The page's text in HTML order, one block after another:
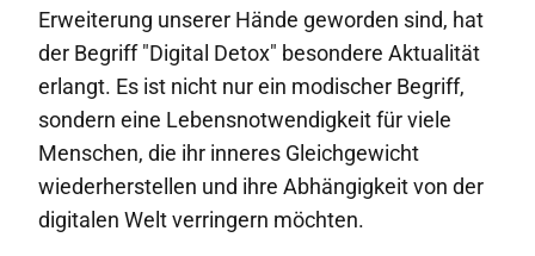
Erweiterung unserer Hände geworden sind, hat
der Begriff "Digital Detox" besondere Aktualität
erlangt. Es ist nicht nur ein modischer Begriff,
sondern eine Lebensnotwendigkeit für viele
Menschen, die ihr inneres Gleichgewicht
wiederherstellen und ihre Abhängigkeit von der
digitalen Welt verringern möchten.